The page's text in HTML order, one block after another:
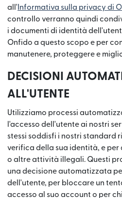
all' Informativa sulla privacy di
controllo verranno quindi
i documenti di identità
Onfido a questo scopo e per
manutenere, proteggere e
DECISIONI
ALL'UTENTE
Utilizziamo processi
l'accesso dell'utente ai nostri
stessi soddisfi i nostri standard
verifica della sua identità, e
o altre attività illegali. Questi
una decisione automatizzata
dell'utente, per bloccare un
accesso al suo account o per